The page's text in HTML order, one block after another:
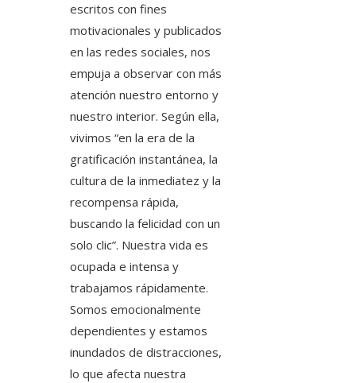
escritos con fines
motivacionales y publicados
en las redes sociales, nos
empuja a observar con más
atención nuestro entorno y
nuestro interior. Según ella,
vivimos “en la era de la
gratificación instantánea, la
cultura de la inmediatez y la
recompensa rápida,
buscando la felicidad con un
solo clic”. Nuestra vida es
ocupada e intensa y
trabajamos rápidamente.
Somos emocionalmente
dependientes y estamos
inundados de distracciones,
lo que afecta nuestra